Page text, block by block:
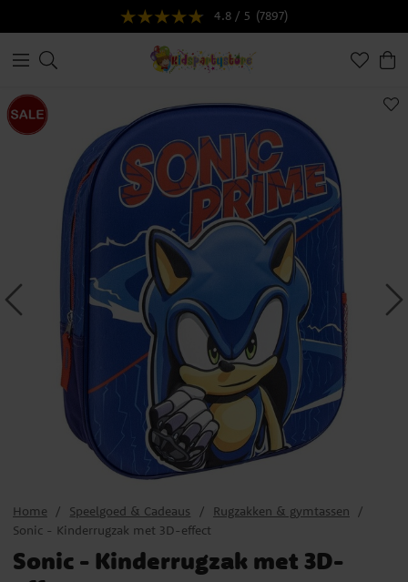
4.8 / 5 (7897)
Home Speelgoed & Cadeaus
Rugzakken & gymtassen
Sonic - Kinderrugzak met 3D-effect
Sonic - Kinderrugzak met 3D-